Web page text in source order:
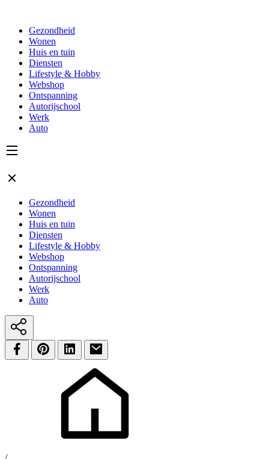
Gezondheid
Wonen
Huis en tuin
Diensten
Lifestyle & Hobby
Webshop
Ontspanning
Autorijschool
Werk
Auto
Gezondheid
Wonen
Huis en tuin
Diensten
Lifestyle & Hobby
Webshop
Ontspanning
Autorijschool
Werk
Auto